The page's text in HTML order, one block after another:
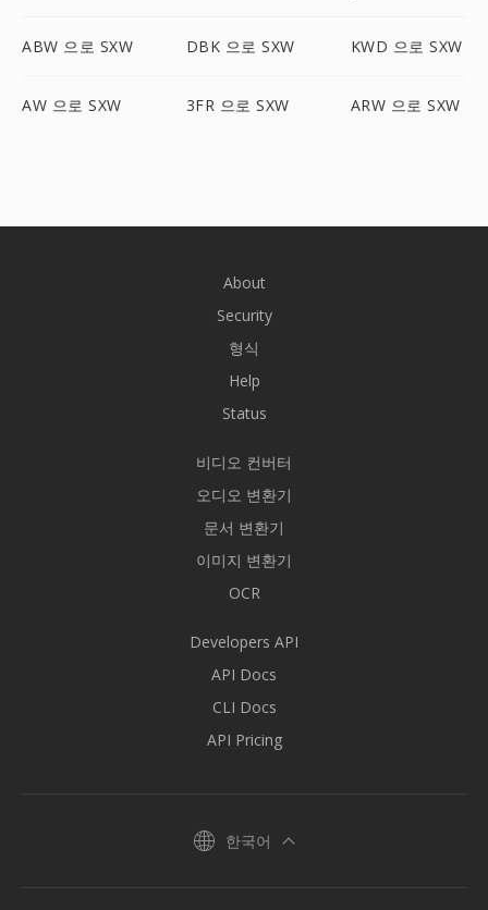
ABW 으로 SXW DBK 으로 SXW KWD 으로 SXW
AW 으로 SXW 3FR 으로 SXW ARW 으로 SXW
About
Security
형식
Help
Status
비디오 컨버터
오디오 변환기
문서 변환기
이미지 변환기
OCR
Developers API
API Docs
CLI Docs
API Pricing
한국어